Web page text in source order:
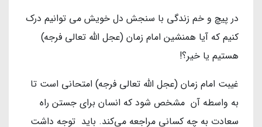
در پیچ و خم زندگی با سنجش دل خویش می توانیم درک
کنیم که آیا همنشین امام زمان (عجل الله تعالی فرجه)
هستیم یا خیر؟!
غیبت امام زمان (عجل الله تعالی فرجه) امتحانی است تا
به واسطه آن مشخص شود که انسان برای جستن راه
سعادت به چه کسانی مراجعه می‌کند. باید توجه داشت